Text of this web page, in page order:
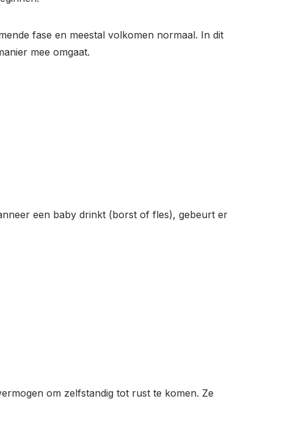
fase en meestal volkomen normaal. In dit
mee omgaat.
een baby drinkt (borst of fles), gebeurt er
om zelfstandig tot rust te komen. Ze